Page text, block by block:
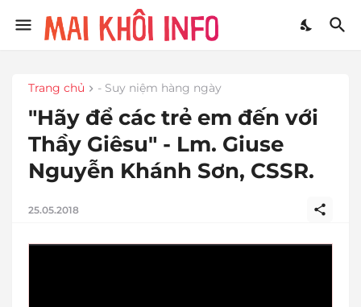
Trang chủ - Suy niệm hàng ngày
"Hãy để các trẻ em đến với
Thầy Giêsu" - Lm. Giuse
Nguyễn Khánh Sơn, CSSR.
25.05.2018